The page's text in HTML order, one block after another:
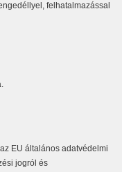
felhatalmazással
EU általános adatvédelmi
jogról és